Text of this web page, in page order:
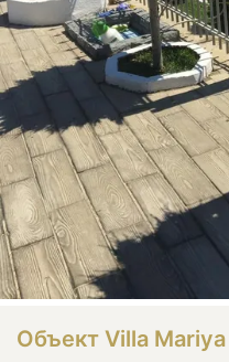
Объект Villa Mariya